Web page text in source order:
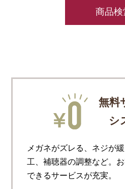
商品検
無料
シ
メガネがズレる、ネジが
工、補聴器の調整など。
できるサービスが充実。